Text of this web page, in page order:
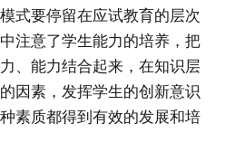
式要停留在应试教育的层次
注意了学生能力的培养，把
、能力结合起来，在知识层
因素，发挥学生的创新意识
素质都得到有效的发展和培